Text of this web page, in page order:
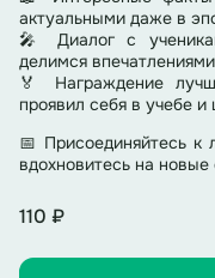
актуальными даже в
🎤 Диалог с
делимся
🏅 Награждение
проявил себя в учебе
📅 Присоединяйтесь к
вдохновитесь на новые
110 ₽